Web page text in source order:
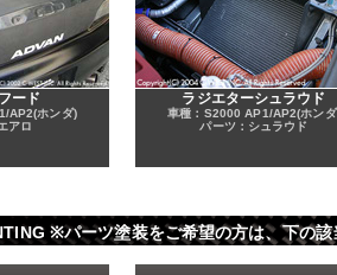
ード
AP2(ホンダ)
アロ
ラジエターシュラウド
車種：S2000 AP1/AP2(ホン
パーツ：シュラウド
※パーツ塗装をご希望の方は、下の